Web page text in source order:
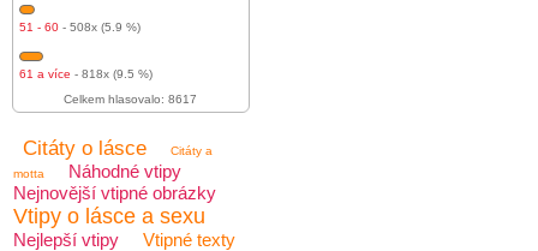
51 - 60 - 508x (5.9 %)
61 a více - 818x (9.5 %)
Celkem hlasovalo: 8617
Citáty o lásce
Citáty a
motta
Náhodné vtipy
Nejnovější vtipné obrázky
Vtipy o lásce a sexu
Nejlepší vtipy Vtipné texty